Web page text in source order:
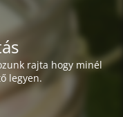
rajta hogy minél
legyen.